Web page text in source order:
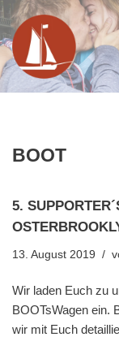
Zum
Inhalt
springen
BOOT
5.
13. August 2019
Wir laden Euch zu
BOOTsWagen ein.
wir mit Euch